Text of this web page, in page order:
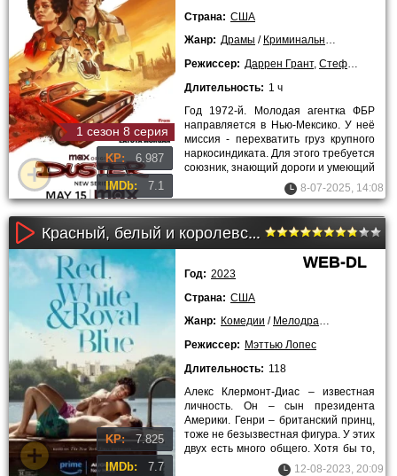
1 сезон 8 серия
KP: 6.987
IMDb: 7.1
Страна: США
Жанр: Драмы / Криминальные
Режиссер: Даррен Грант, Стеф Грин
Длительность: 1 ч
Год 1972-й. Молодая агентка ФБР
направляется в Нью-Мексико. У неё
миссия - перехватить груз крупного
наркосиндиката. Для этого требуется
союзник, знающий дороги и умеющий
8-07-2025, 14:08
Красный, белый и королевский синий (2023)
KP: 7.825
IMDb: 7.7
WEB-DL
Год: 2023
Страна: США
Жанр: Комедии / Мелодрамы
Режиссер: Мэттью Лопес
Длительность: 118
Алекс Клермонт-Диас – известная
личность. Он – сын президента
Америки. Генри – британский принц,
тоже не безызвестная фигура. У этих
двух есть много общего. Хотя бы то,
что они относятся к
12-08-2023, 20:09